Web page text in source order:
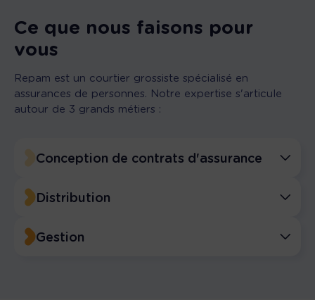
Ce que nous faisons pour
vous
Repam est un courtier grossiste spécialisé en
assurances de personnes. Notre expertise s'articule
autour de 3 grands métiers :
Conception de contrats d'assurance
Distribution
Gestion